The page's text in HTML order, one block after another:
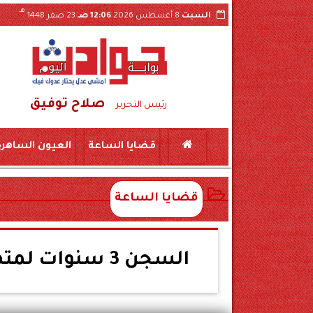
السبت8 أغسطس 2026 12:06 صـ 23 صفر 1448
هـ
رئيس التحرير صلاح توفيق
حبس «لواء مزيف» ومستشار وهمي 3 سنوات بتهمة بمركز المراغة سوهاج
قضايا الساعة العيون
قضايا الساعة
السجن 3 سنوات لمتهم بحيازة بندقية وطلقات في قنا